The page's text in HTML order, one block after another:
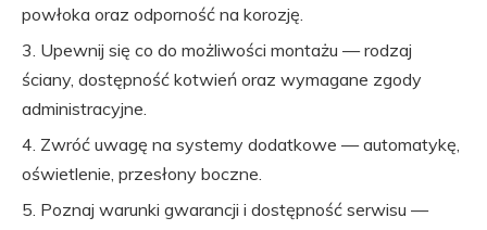
powłoka oraz odporność na korozję.
Upewnij się co do możliwości montażu — rodzaj
ściany, dostępność kotwień oraz wymagane zgody
administracyjne.
Zwróć uwagę na systemy dodatkowe — automatykę,
oświetlenie, przesłony boczne.
Poznaj warunki gwarancji i dostępność serwisu —